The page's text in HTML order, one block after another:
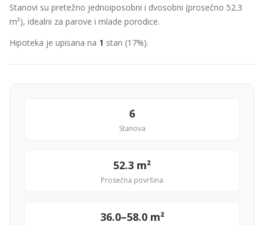
Stanovi su pretežno jednoiposobni i dvosobni (prosečno 52.3
m²), idealni za parove i mlade porodice.
Hipoteka je upisana na 1 stan (17%).
6
Stanova
52.3 m²
Prosečna površina
36.0–58.0 m²